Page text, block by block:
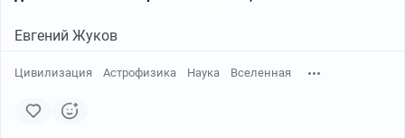
Евгений Жуков
Цивилизация Астрофизика Наука Вселенная